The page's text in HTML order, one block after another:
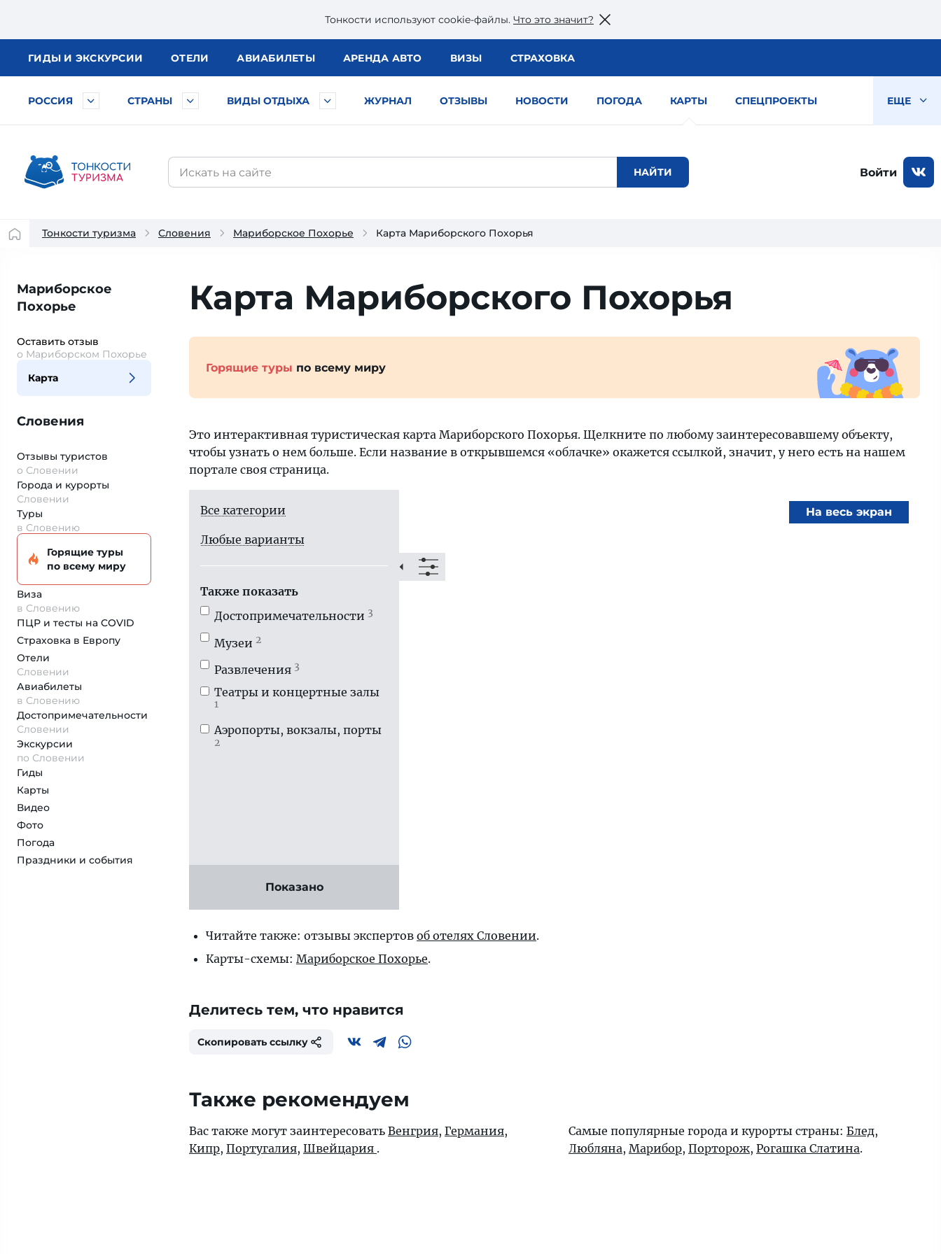
Тонкости используют сookie-файлы. Что это значит?
ГИДЫ И ЭКСКУРСИИ ОТЕЛИ АВИАБИЛЕТЫ АРЕНДА АВТО ВИЗЫ СТРАХОВКА
РОССИЯ СТРАНЫ ВИДЫ ОТДЫХА ЖУРНАЛ ОТЗЫВЫ НОВОСТИ ПОГОДА КАРТЫ СПЕЦПРОЕКТЫ ЕЩЕ
Войти
Тонкости туризма Словения Мариборское Похорье Карта Мариборского Похорья
Мариборское
Похорье
Оставить отзыв
о Мариборском Похорье
Карта
Словения
Отзывы туристов
о Словении
Города и курорты
Словении
Туры
в Словению
Горящие туры
по всему миру
Виза
в Словению
ПЦР и тесты на COVID
Страховка в Европу
Отели
Словении
Авиабилеты
в Словению
Достопримеча­тельности
Словении
Экскурсии
по Словении
Гиды
Карты
Видео
Фото
Погода
Праздники и события
Карта Мариборского Похорья
Горящие туры по всему миру
Это интерактивная туристическая карта Мариборского Похорья. Щелкните по любому заинтересовавшему объекту,
чтобы узнать о нем больше. Если название в открывшемся «облачке» окажется ссылкой, значит, у него есть на нашем
портале своя страница.
На весь экран
Показано
Все категории
Любые варианты
Также показать
Достопримечатель­ности 3
Музеи 2
Развлечения 3
Театры и концертные залы
1
Аэропорты, вокзалы, порты
2
Читайте также: отзывы экспертов об отелях Словении.
Карты-схемы: Мариборское Похорье.
Делитесь тем, что нравится
Скопировать ссылку
Также рекомендуем
Вас также могут заинтересовать Венгрия, Германия,
Кипр, Португалия, Швейцария .
Самые популярные города и курорты страны: Блед,
Любляна, Марибор, Порторож, Рогашка Слатина.